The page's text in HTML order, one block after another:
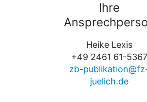
Ihre
Heike Lexis
+49 2461 61-5367
zb-
juelich.de